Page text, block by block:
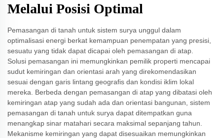
Melalui Posisi Optimal
Pemasangan di tanah untuk sistem surya unggul dalam
optimalisasi energi berkat kemampuan penempatan yang presisi,
sesuatu yang tidak dapat dicapai oleh pemasangan di atap.
Solusi pemasangan ini memungkinkan pemilik properti mencapai
sudut kemiringan dan orientasi arah yang direkomendasikan
sesuai dengan garis lintang geografis dan kondisi iklim lokal
mereka. Berbeda dengan pemasangan di atap yang dibatasi oleh
kemiringan atap yang sudah ada dan orientasi bangunan, sistem
pemasangan di tanah untuk surya dapat ditempatkan guna
menangkap sinar matahari secara maksimal sepanjang tahun.
Mekanisme kemiringan yang dapat disesuaikan memungkinkan